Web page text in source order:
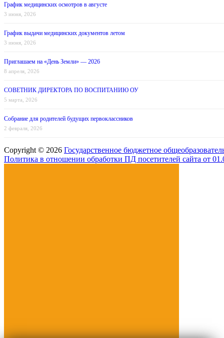
График медицинских осмотров в августе
3 июня, 2026
График выдачи медицинских документов летом
3 июня, 2026
Приглашаем на «День Земли» — 2026
8 апреля, 2026
СОВЕТНИК ДИРЕКТОРА ПО ВОСПИТАНИЮ ОУ
5 марта, 2026
Собрание для родителей будущих первоклассников
2 февраля, 2026
Copyright © 2026 Государственное бюджетное
Политика в отношении обработки ПД посетителей сайта от